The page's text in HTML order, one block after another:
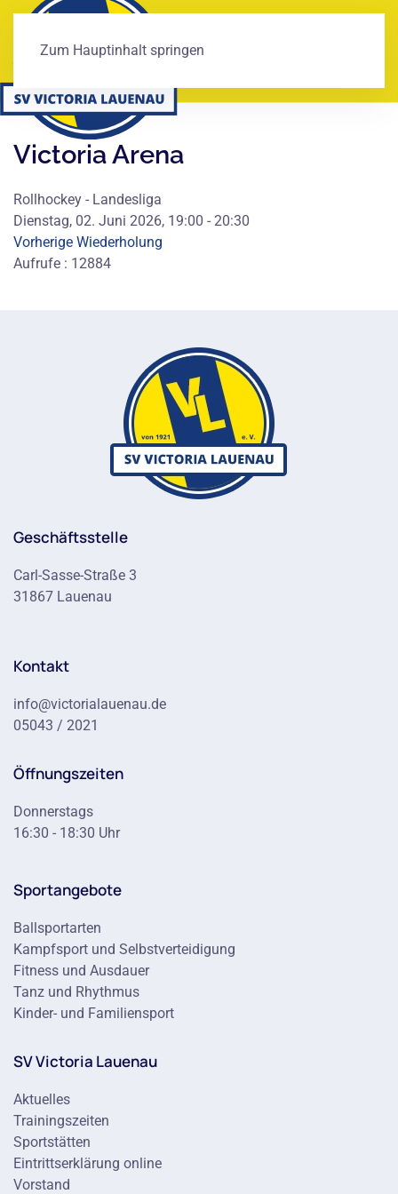
Zum Hauptinhalt springen
Victoria Arena
Rollhockey - Landesliga
Dienstag, 02. Juni 2026, 19:00 - 20:30
Vorherige Wiederholung
Aufrufe : 12884
Geschäftsstelle
Carl-Sasse-Straße 3
31867 Lauenau
Kontakt
info@victorialauenau.de
05043 / 2021
Öffnungszeiten
Donnerstags
16:30 - 18:30 Uhr
Sportangebote
Ballsportarten
Kampfsport und Selbstverteidigung
Fitness und Ausdauer
Tanz und Rhythmus
Kinder- und Familiensport
SV Victoria Lauenau
Aktuelles
Trainingszeiten
Sportstätten
Eintrittserklärung online
Vorstand